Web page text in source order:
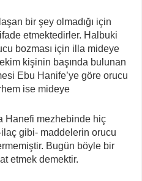
bir şey olmadığı için
etmektedirler. Halbuki
bozması için illa mideye
kişinin başında bulunan
Ebu Hanife’ye göre orucu
ise mideye
Hanefi mezhebinde hiç
gibi- maddelerin orucu
Bugün böyle bir
etmek demektir.